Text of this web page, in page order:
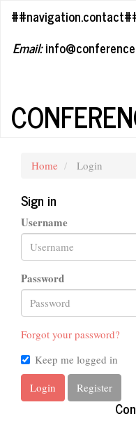
Email:
Home Login
Sign in
Username
Password
Forgot your password?
Keep me logged in
Login
Register